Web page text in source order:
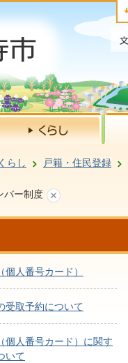
くらし 戸籍・住民登録
バー制度
人番号カード）
受取予約について
個人番号カード）に関す
いて